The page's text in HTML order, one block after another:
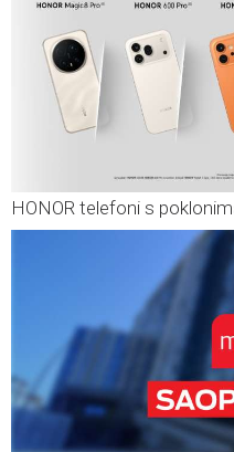
HONOR telefoni s